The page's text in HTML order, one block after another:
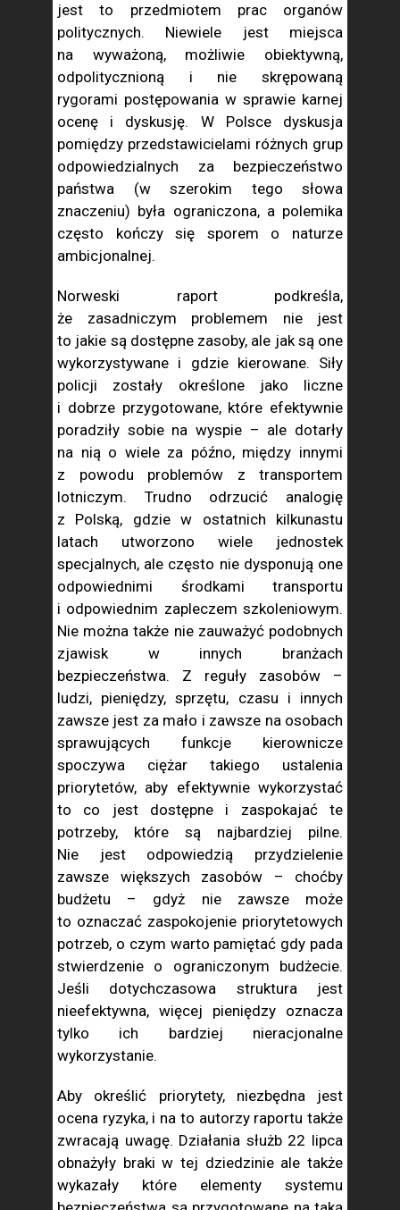
jest to przedmiotem prac organów
politycznych. Niewiele jest miejsca
na wyważoną, możliwie obiektywną,
odpolitycznioną i nie skrępowaną
rygorami postępowania w sprawie karnej
ocenę i dyskusję. W Polsce dyskusja
pomiędzy przedstawicielami różnych grup
odpowiedzialnych za bezpieczeństwo
państwa (w szerokim tego słowa
znaczeniu) była ograniczona, a polemika
często kończy się sporem o naturze
ambicjonalnej.
Norweski raport podkreśla,
że zasadniczym problemem nie jest
to jakie są dostępne zasoby, ale jak są one
wykorzystywane i gdzie kierowane. Siły
policji zostały określone jako liczne
i dobrze przygotowane, które efektywnie
poradziły sobie na wyspie – ale dotarły
na nią o wiele za późno, między innymi
z powodu problemów z transportem
lotniczym. Trudno odrzucić analogię
z Polską, gdzie w ostatnich kilkunastu
latach utworzono wiele jednostek
specjalnych, ale często nie dysponują one
odpowiednimi środkami transportu
i odpowiednim zapleczem szkoleniowym.
Nie można także nie zauważyć podobnych
zjawisk w innych branżach
bezpieczeństwa. Z reguły zasobów –
ludzi, pieniędzy, sprzętu, czasu i innych
zawsze jest za mało i zawsze na osobach
sprawujących funkcje kierownicze
spoczywa ciężar takiego ustalenia
priorytetów, aby efektywnie wykorzystać
to co jest dostępne i zaspokajać te
potrzeby, które są najbardziej pilne.
Nie jest odpowiedzią przydzielenie
zawsze większych zasobów – choćby
budżetu – gdyż nie zawsze może
to oznaczać zaspokojenie priorytetowych
potrzeb, o czym warto pamiętać gdy pada
stwierdzenie o ograniczonym budżecie.
Jeśli dotychczasowa struktura jest
nieefektywna, więcej pieniędzy oznacza
tylko ich bardziej nieracjonalne
wykorzystanie.
Aby określić priorytety, niezbędna jest
ocena ryzyka, i na to autorzy raportu także
zwracają uwagę. Działania służb 22 lipca
obnażyły braki w tej dziedzinie ale także
wykazały które elementy systemu